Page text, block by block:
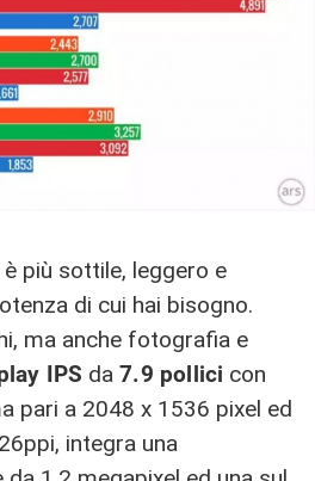
è più sottile, leggero e
di cui hai bisogno.
ma anche fotografia e
IPS da7.9 pollici con
pari a 2048 x 1536 pixel ed
integra una